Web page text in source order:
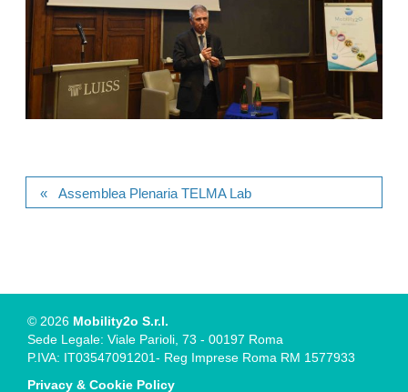
Assemblea Plenaria TELMA Lab
© 2026 Mobility2o S.r.l.
Sede Legale: Viale Parioli, 73 - 00197 Roma
P.IVA: IT03547091201- Reg Imprese Roma RM 1577933
Privacy & Cookie Policy